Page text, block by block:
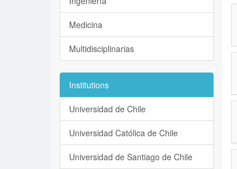
Medicina
Multidisciplinarias
Institutions
Universidad de Chile
Universidad Católica de Chile
Universidad de Santiago de Chile